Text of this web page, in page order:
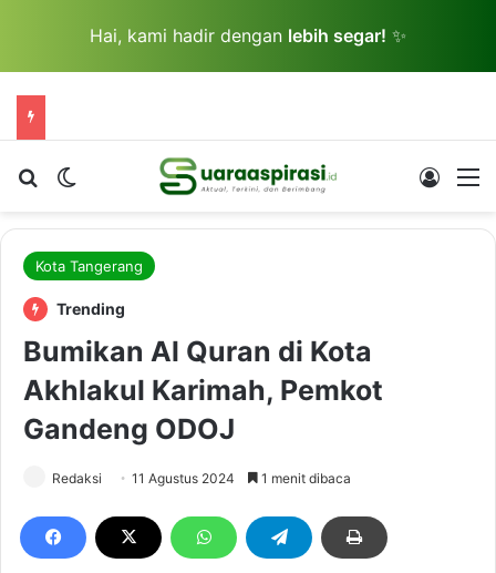
Hai, kami hadir dengan lebih segar! ✨
Cari berita...Switch skin Log In
Kota Tangerang
Trending
Bumikan Al Quran di Kota
Akhlakul Karimah, Pemkot
Gandeng ODOJ
Redaksi 11 Agustus 2024 1 menit dibaca